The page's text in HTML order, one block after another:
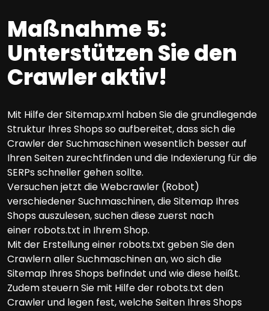
Maßnahme 5:
Unterstützen Sie den
Crawler aktiv!
Mit Hilfe der Sitemap.xml haben Sie die grundlegende
Struktur Ihres Shops so aufbereitet, dass sich die
Crawler der Suchmaschinen wesentlich besser auf
Ihren Seiten zurechtfinden und die Indexierung für die
SERPs schneller gehen sollte.
Versuchen jetzt die Webcrawler (Robot)
verschiedener Suchmaschinen, die Sitemap Ihres
Shops auszulesen, suchen diese zuerst nach
einer robots.txt in Ihrem Shop.
Mit der Erstellung einer robots.txt geben Sie den
Crawlern aller Suchmaschinen an, wo sich die
Sitemap Ihres Shops befindet und wie diese heißt.
Zudem steuern Sie mit Hilfe der robots.txt den
Crawler und legen fest, welche Seiten Ihres Shops